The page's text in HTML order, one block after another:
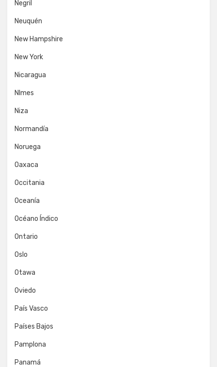
Negril
Neuquén
New Hampshire
New York
Nicaragua
NImes
Niza
Normandía
Noruega
Oaxaca
Occitania
Oceanía
Océano Índico
Ontario
Oslo
Otawa
Oviedo
País Vasco
Países Bajos
Pamplona
Panamá